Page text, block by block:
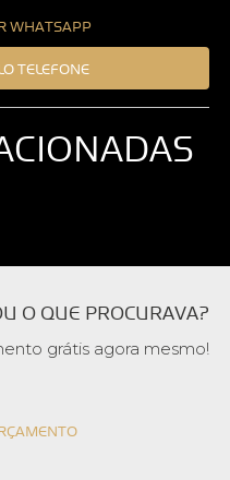
WHATSAPP
TELEFONE
O QUE PROCURAVA?
grátis agora mesmo!